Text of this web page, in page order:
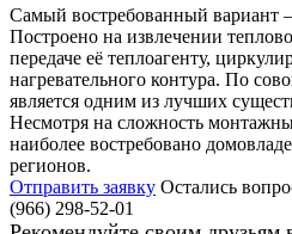
Самый востребованный вариант –
Построено на извлечении
передаче её теплоагенту,
нагревательного контура. По
является одним из лучших
Несмотря на сложность
наиболее востребовано
регионов.
Отправить заявку Остались
(966) 298-52-01